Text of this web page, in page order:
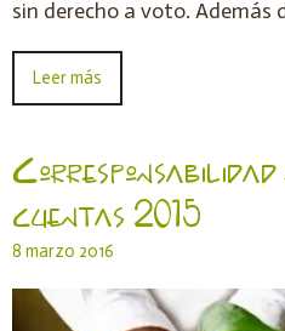
sin derecho a voto. Además
Leer más
Corresponsabilidad
cuentas 2015
8 marzo 2016